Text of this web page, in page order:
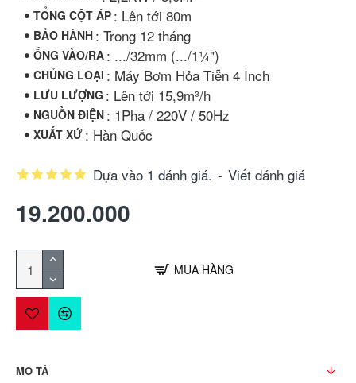
TỔNG CỘT ÁP : Lên tới 80m
BẢO HÀNH : Trong 12 tháng
ỐNG VÀO/RA : .../32mm (.../1¼")
CHỦNG LOẠI : Máy Bơm Hỏa Tiễn 4 Inch
LƯU LƯỢNG : Lên tới 15,9m³/h
NGUỒN ĐIỆN : 1Pha / 220V / 50Hz
XUẤT XỨ : Hàn Quốc
Dựa vào 1 đánh giá. - Viết đánh giá
19.200.000
MUA HÀNG
MÔ TẢ